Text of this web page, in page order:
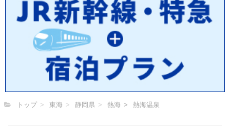
トップ 東海 静岡県 熱海 熱海温泉